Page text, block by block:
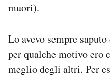
muori).
Lo avevo sempre
per qualche motivo ero
meglio degli altri. Per